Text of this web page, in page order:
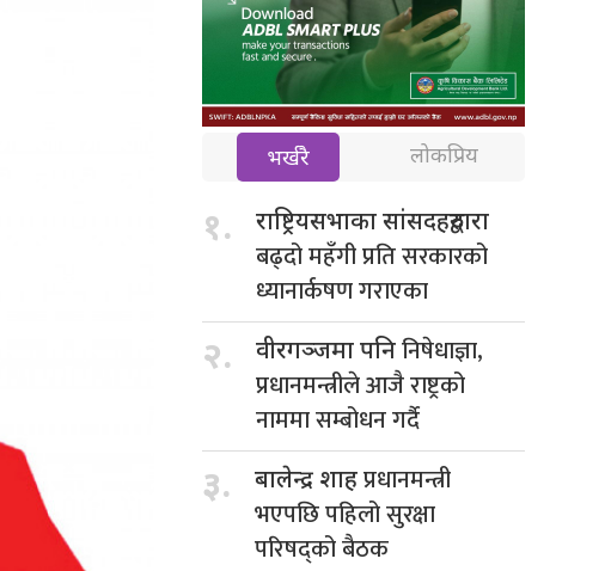
भर्खरै लोकप्रिय
१. राष्ट्रियसभाका सांसदहरुद्वारा
बढ्दो महँगी प्रति सरकारको
ध्यानार्कषण गराएका
२. वीरगञ्जमा पनिनिषेधाज्ञा,
प्रधानमन्त्रीले आजै राष्ट्रको
नाममा सम्बोधन गर्दै
३. बालेन्द्र शाहप्रधानमन्त्री
भएपछि पहिलो सुरक्षा
परिषद्को बैठक